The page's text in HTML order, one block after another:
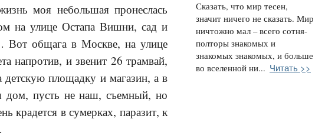
моя небольшая пронеслась
на улице Остапа Вишни, сад и
Вот общага в Москве, на улице
напротив, и звенит 26 трамвай,
площадку и магазин, а в
дом, пусть не наш, съемный, но
крадется в сумерках, паразит, к
Сказать, что мир тесен,
значит ничего не сказать. Мир
ничтожно мал – всего сотня-
полторы знакомых и
знакомых знакомых, и больше
во вселенной ни... Читать >>